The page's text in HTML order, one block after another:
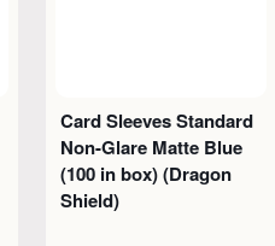
Card Sleeves Standard
Non-Glare Matte Blue
(100 in box) (Dragon
Shield)